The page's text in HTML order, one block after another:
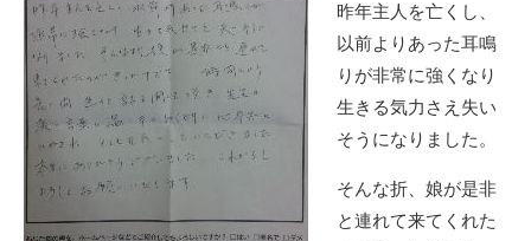
昨年主人を亡くし、
以前よりあった耳鳴
りが非常に強くなり
生きる気力さえ失い
そうになりました。
そんな折、娘が是非
と連れて来てくれた